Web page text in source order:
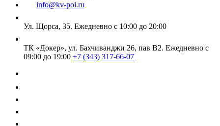
info@kv-pol.ru
Ул. Щорса, 35. Ежедневно с 10:00 до 20:00
ТК «Докер», ул. Бахчиванджи 26, пав В2. Ежедневно с
09:00 до 19:00 +7 (343) 317-66-07